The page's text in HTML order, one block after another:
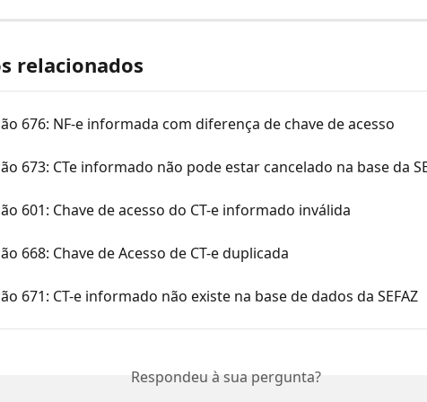
relacionados
676: NF-e informada com diferença de chave de acesso
673: CTe informado não pode estar cancelado na base da
601: Chave de acesso do CT-e informado inválida
668: Chave de Acesso de CT-e duplicada
671: CT-e informado não existe na base de dados da SEFAZ
Respondeu à sua pergunta?